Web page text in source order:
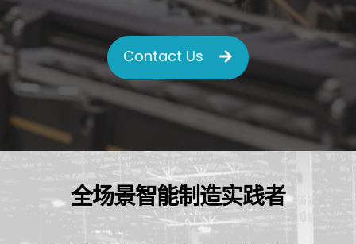
Contact Us
全场景智能制造实践者